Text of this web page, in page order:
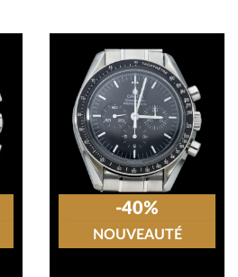
-40%
NOUVEAUTÉ